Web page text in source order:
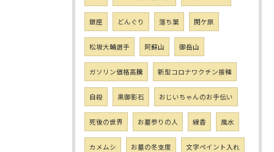
銀座 どんぐり 落ち葉 関ケ原
松坂大輔選手 阿蘇山 御岳山
ガソリン価格高騰 新型コロナワクチン接種
自殺 黒御影石 おじいちゃんのお手伝い
死後の世界 お墓参りの人 線香 風水
カメムシ お墓の冬支度 文字ペイント入れ